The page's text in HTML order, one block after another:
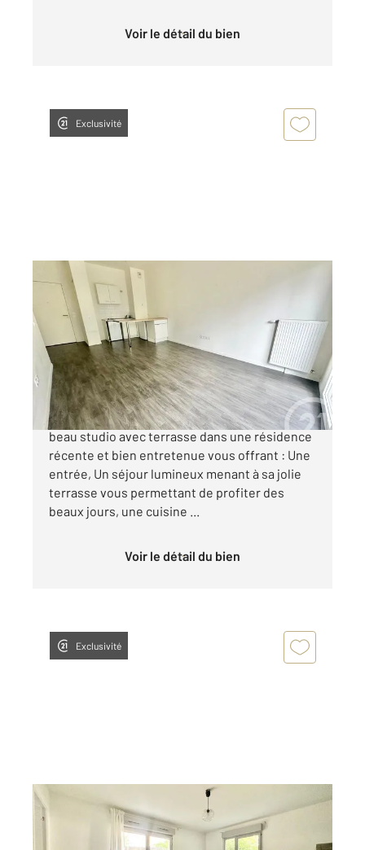
Voir le détail du bien
Exclusivité
SEVRAN 93
27,89 m 2, 1 pièce
Ref : 19729
Appartement F1 à vendre
114 900 €
Century 21 vous propose en exclusivité ce très
beau studio avec terrasse dans une résidence
récente et bien entretenue vous offrant : Une
entrée, Un séjour lumineux menant à sa jolie
terrasse vous permettant de profiter des
beaux jours, une cuisine ...
Voir le détail du bien
Exclusivité
SEVRAN 93
, 3 pièces